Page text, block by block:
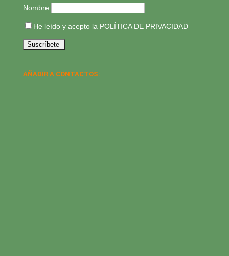
Nombre
He leído y acepto la POLÍTICA DE PRIVACIDAD
AÑADIR A CONTACTOS: